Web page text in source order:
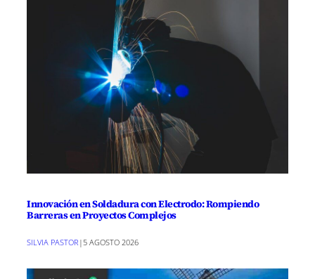
Innovación en Soldadura con Electrodo: Rompiendo
Barreras en Proyectos Complejos
SILVIA PASTOR | 5 AGOSTO 2026